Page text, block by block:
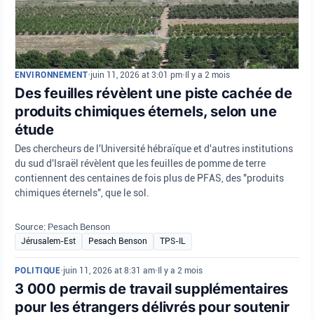
ENVIRONNEMENT•juin 11, 2026 at 3:01 pm• Il y a 2 mois
Des feuilles révèlent une piste cachée de
produits chimiques éternels, selon une
étude
Des chercheurs de l'Université hébraïque et d'autres institutions
du sud d'Israël révèlent que les feuilles de pomme de terre
contiennent des centaines de fois plus de PFAS, des "produits
chimiques éternels", que le sol.
Source: Pesach Benson
Jérusalem-Est Pesach Benson TPS-IL
POLITIQUE•juin 11, 2026 at 8:31 am• Il y a 2 mois
3 000 permis de travail supplémentaires
pour les étrangers délivrés pour soutenir